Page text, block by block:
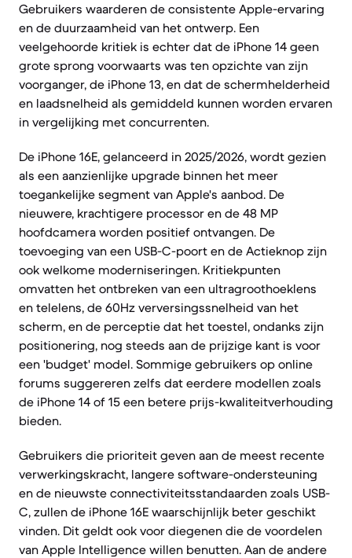
Gebruikers waarderen de consistente Apple-ervaring
en de duurzaamheid van het ontwerp. Een
veelgehoorde kritiek is echter dat de iPhone 14 geen
grote sprong voorwaarts was ten opzichte van zijn
voorganger, de iPhone 13, en dat de schermhelderheid
en laadsnelheid als gemiddeld kunnen worden ervaren
in vergelijking met concurrenten.
De iPhone 16E, gelanceerd in 2025/2026, wordt gezien
als een aanzienlijke upgrade binnen het meer
toegankelijke segment van Apple's aanbod. De
nieuwere, krachtigere processor en de 48 MP
hoofdcamera worden positief ontvangen. De
toevoeging van een USB-C-poort en de Actieknop zijn
ook welkome moderniseringen. Kritiekpunten
omvatten het ontbreken van een ultragroothoeklens
en telelens, de 60Hz verversingssnelheid van het
scherm, en de perceptie dat het toestel, ondanks zijn
positionering, nog steeds aan de prijzige kant is voor
een 'budget' model. Sommige gebruikers op online
forums suggereren zelfs dat eerdere modellen zoals
de iPhone 14 of 15 een betere prijs-kwaliteitverhouding
bieden.
Gebruikers die prioriteit geven aan de meest recente
verwerkingskracht, langere software-ondersteuning
en de nieuwste connectiviteitsstandaarden zoals USB-
C, zullen de iPhone 16E waarschijnlijk beter geschikt
vinden. Dit geldt ook voor diegenen die de voordelen
van Apple Intelligence willen benutten. Aan de andere